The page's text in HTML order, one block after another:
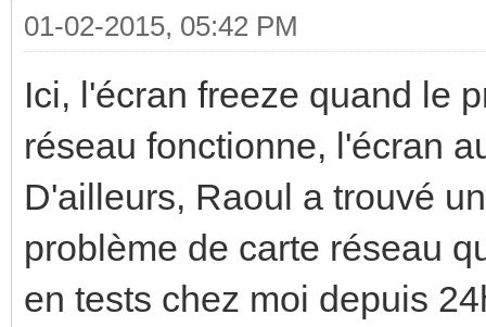
01-02-2015, 05:42 PM
Ici, l'écran freeze quand le
réseau fonctionne, l'écran
D'ailleurs, Raoul a trouvé
problème de carte réseau
en tests chez moi depuis